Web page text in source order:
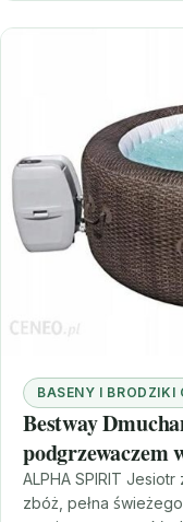
BASENY I BRODZIKI
Bestway
podgrzewaczem
ALPHA SPIRIT
zbóż, pełna